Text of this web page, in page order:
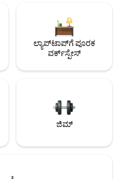
ಲ್ಯಾಪ್‌ಟಾಪ್‌ಗೆ ಪೂರಕ
ವರ್ಕ್‌ಸ್ಪೇಸ್
ಜಿಮ್